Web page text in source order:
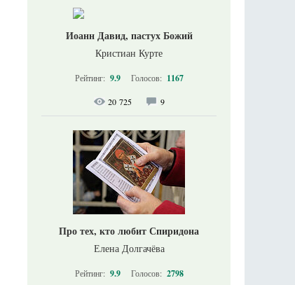
Иоанн Давид, пастух Божий
Кристиан Курте
Рейтинг: 9.9 Голосов: 1167
20 725 9
Про тех, кто любит Спиридона
Елена Долгачёва
Рейтинг: 9.9 Голосов: 2798